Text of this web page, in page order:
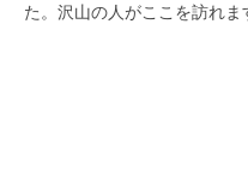
た。沢山の人がここを訪